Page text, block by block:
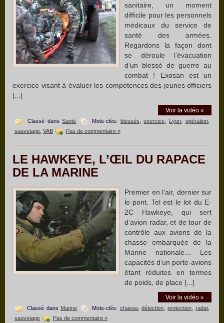
sanitaire, un moment
difficile pour les personnels
médicaux du service de
santé des armées.
Regardons la façon dont
se déroule l’évacuation
d’un blessé de guerre au
combat ! Exosan est un
exercice visant à évaluer les compétences des jeunes officiers
[...]
Voir la vidéo »
Classé dansSanté Mots-clés: blessés ,exercice Lyon ,opération
sauvetage VAB Pas de commentaire »
LE HAWKEYE, L’ŒIL DU RAPACE
DE LA MARINE
Premier en l’air, dernier sur
le pont. Tel est le lot du E-
2C Hawkeye, qui sert
d’avion radar, et de tour de
contrôle aux avions de la
chasse embarquée de la
Marine nationale… Les
capacités d’un porte-avions
étant réduites en termes
de poids, de place [...]
Voir la vidéo »
Classé dans Marine Mots-clés: chasse,détection ,protection ,radar,
sauvetage
Pas de commentaire »